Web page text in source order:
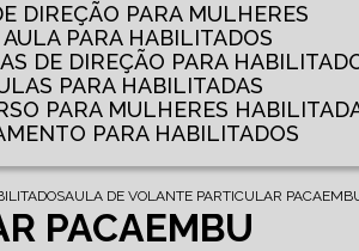
DIREÇÃO PARA MULHERES
AULA PARA HABILITADOS
DE DIREÇÃO PARA
PARA HABILITADAS
PARA MULHERES
PARA HABILITADOS
AULA DE VOLANTE PARTICULAR
PACAEMBU